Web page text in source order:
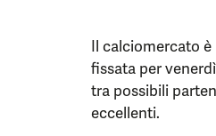
Il calciomercato
fissata per
tra possibili
eccellenti.